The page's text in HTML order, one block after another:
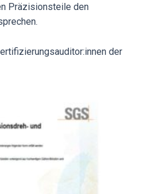
Präzisionsteile den
der